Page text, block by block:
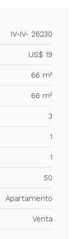
IV-IV- 26230
US$ 19
66 m²
66 m²
3
1
1
50
Apartamento
Venta